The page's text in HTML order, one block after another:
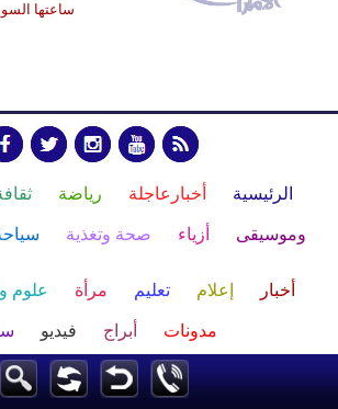
ساعتها
الرئيسية أخبارعاجلة رياضة
وموسيقى أزياء صحة وتغذية
أخبار إعلام تعليم مرأة علوم
مدونات أبراج فيديو
and developed by Arabs Today Group SAL